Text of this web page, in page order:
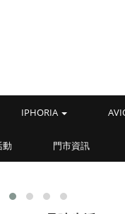
IPHORIA
動 門市資訊